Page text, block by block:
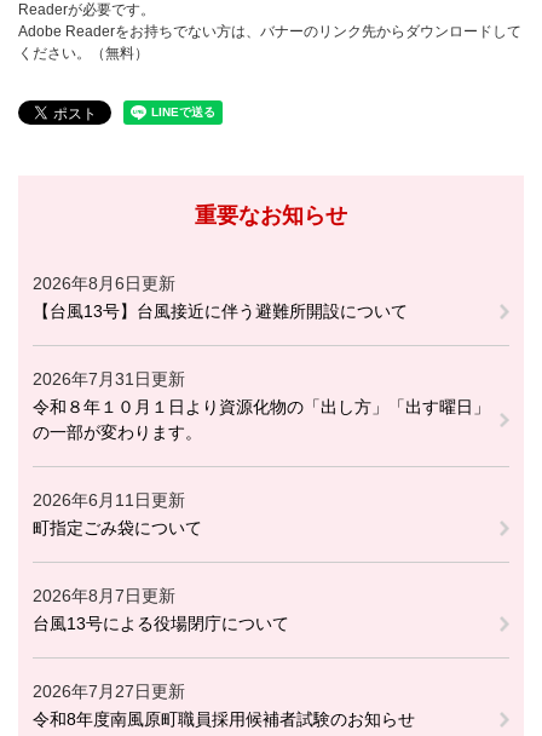
Readerが必要です。
Adobe Readerをお持ちでない方は、バナーのリンク先からダウンロードして
ください。（無料）
重要なお知らせ
2026年8月6日更新
【台風13号】台風接近に伴う避難所開設について
2026年7月31日更新
令和８年１０月１日より資源化物の「出し方」「出す曜日」
の一部が変わります。
2026年6月11日更新
町指定ごみ袋について
2026年8月7日更新
台風13号による役場閉庁について
2026年7月27日更新
令和8年度南風原町職員採用候補者試験のお知らせ